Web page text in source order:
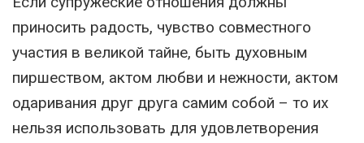
приносить радость, чувство совместного
участия в великой тайне, быть духовным
пиршеством, актом любви и нежности, актом
одаривания друг друга самим собой – то их
нельзя использовать для удовлетворения